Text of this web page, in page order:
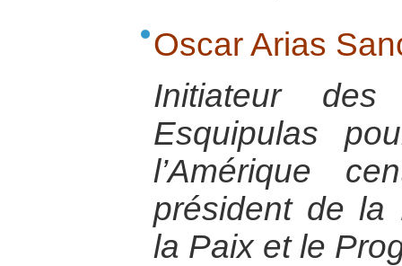
Oscar Arias
Initiateur
Esquipulas
l’Amérique
président de la
la Paix et le